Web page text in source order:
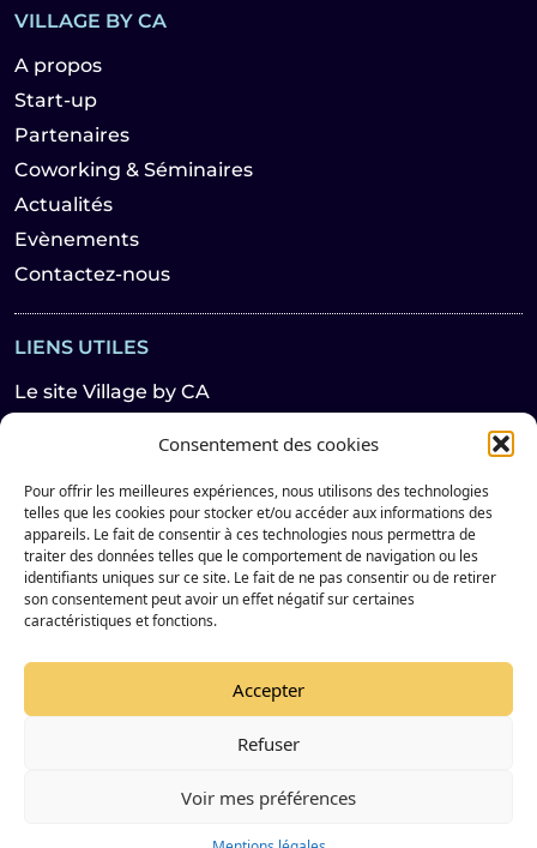
Consentement des cookies
Pour offrir les meilleures expériences, nous utilisons des technologies
telles que les cookies pour stocker et/ou accéder aux informations des
appareils. Le fait de consentir à ces technologies nous permettra de
traiter des données telles que le comportement de navigation ou les
identifiants uniques sur ce site. Le fait de ne pas consentir ou de retirer
son consentement peut avoir un effet négatif sur certaines
caractéristiques et fonctions.
Accepter
Refuser
Voir mes préférences
VILLAGE BY CA
A propos
Start-up
Partenaires
Coworking & Séminaires
Actualités
Evènements
Contactez-nous
LIENS UTILES
Le site Village by CA
Mentions légales
Politique de confidentialité
Suivez notre actualité sur les réseaux sociaux
Facebook de Village by CA Champagne Bourgogne
Instagram de Village by CA Champagne Bourgogne
LinkedIn de Village by CA Champagne
X de Village by CA Champagne